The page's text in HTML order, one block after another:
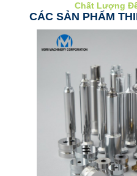
Chất Lượng
CÁC SẢN PHẨM